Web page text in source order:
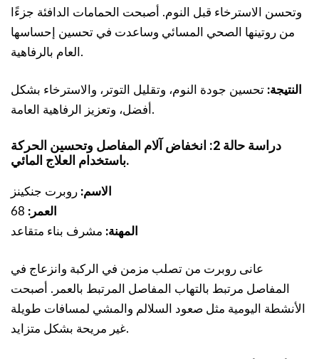
وتحسن الاسترخاء قبل النوم. أصبحت الحمامات الدافئة جزءًا
من روتينها الصحي المسائي وساعدت في تحسين إحساسها
العام بالرفاهية.
النتيجة: تحسين جودة النوم، وتقليل التوتر، والاسترخاء بشكل
أفضل، وتعزيز الرفاهية العامة.
دراسة حالة 2: انخفاض آلام المفاصل وتحسين الحركة
باستخدام العلاج المائي.
الاسم: روبرت جنكينز
العمر:
المهنة: مشرف بناء متقاعد
عانى روبرت من تصلب مزمن في الركبة وانزعاج في
المفاصل مرتبط بالتهاب المفاصل المرتبط بالعمر. أصبحت
الأنشطة اليومية مثل صعود السلالم والمشي لمسافات طويلة
غير مريحة بشكل متزايد.